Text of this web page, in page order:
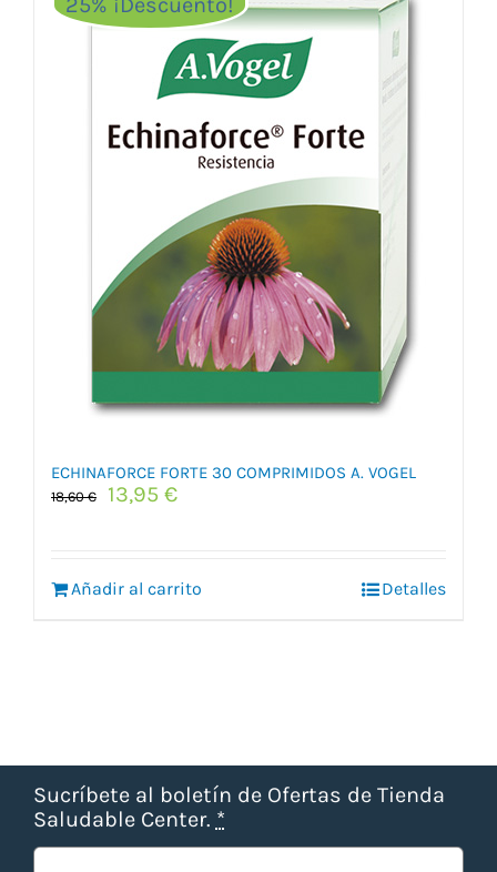
ECHINAFORCE FORTE 30 COMPRIMIDOS A. VOGEL
18,60€
El
18,60 €.
13,95 €El
13,95 €.
Añadir al carrito Detalles
Sucríbete al boletín de Ofertas de Tienda
Saludable Center. *